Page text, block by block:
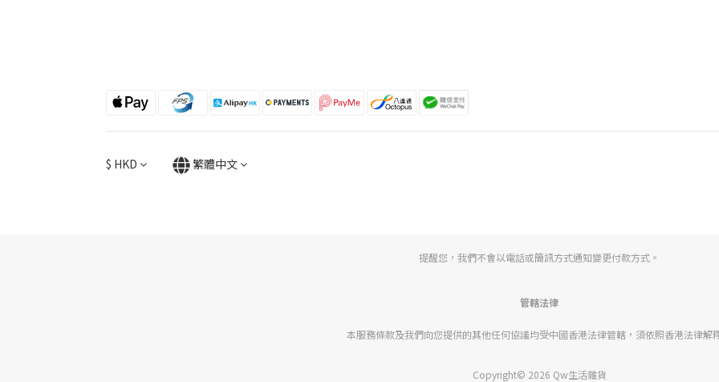
$ HKD 繁體中文
提醒您，我們不會以電話或簡訊方式通知變更付款方式。
管轄法律
本服務條款及我們向您提供的其他任何協議均受中國香港法律管轄，須依照香港法律解
Copyright© 2026 Qw生活雜貨